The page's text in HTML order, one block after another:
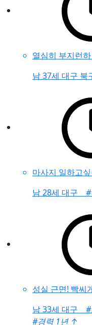
열심히 부지런
남37세 대구
마사지 일하고
남28세 대구
성실 근면! 빡씨
남33세 대구
#경력 1년 ↑